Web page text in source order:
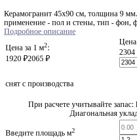
Керамогранит 45x90 см, толщина 9
применение - пол и стены, тип - фон,
Подробное описание
Цена за 1 м2:
1920 ₽2065 ₽
Цена
2304
снят с производства
При расчете учитывайте
Диагональная
Введите площадь м2